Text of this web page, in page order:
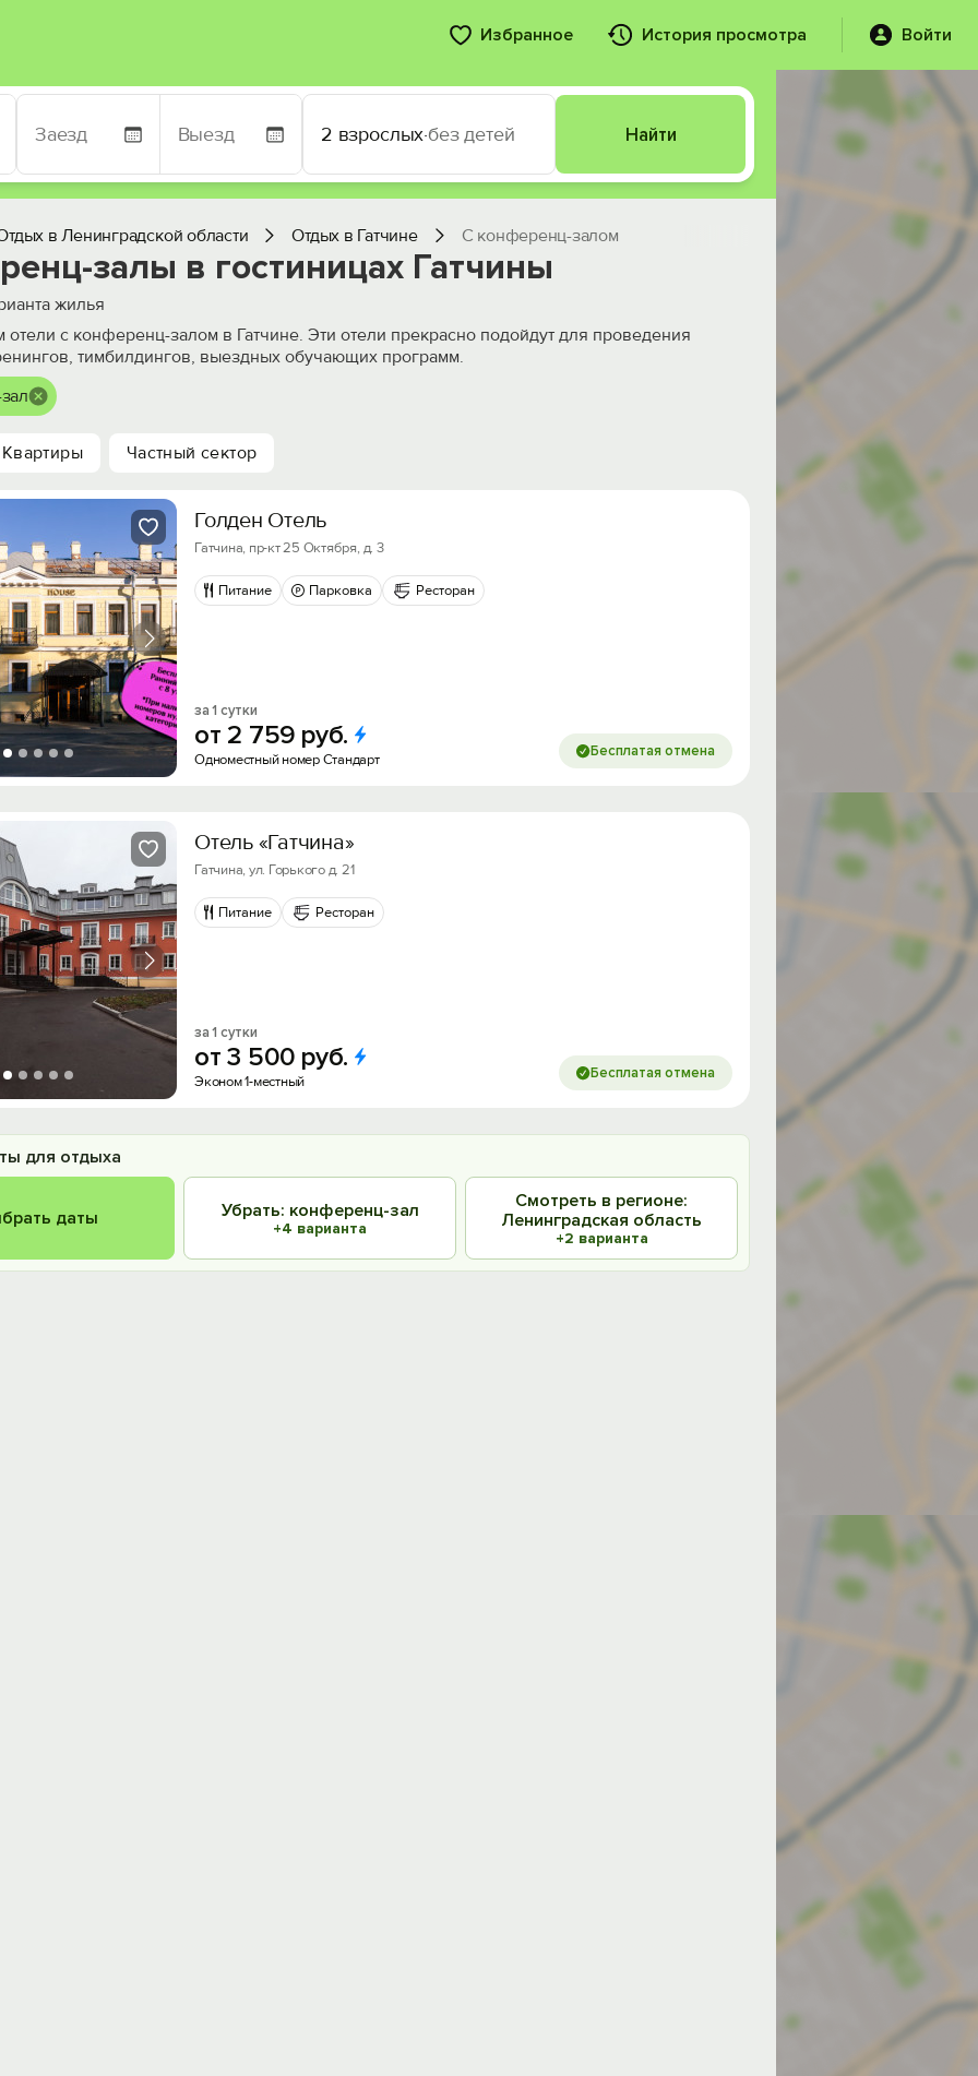
Избранное История просмотра Войти
2 взрослых·без детей Найти
в Ленинградской области Отдых в Гатчине С конференц-залом
залы в гостиницах Гатчины
жилья
отели с конференц-залом в Гатчине. Эти отели прекрасно подойдут для проведения
тимбилдингов, выездных обучающих программ.
Квартиры Частный сектор
Голден Отель
Гатчина, пр-кт 25 Октября, д. 3
Питание Парковка Ресторан
за 1 сутки
от 2 759 руб.
Одноместный номер Стандарт Бесплатая отмена
Отель «Гатчина»
Гатчина, ул. Горького д. 21
Питание Ресторан
за 1 сутки
от3 500 руб.
Эконом 1-местный Бесплатая отмена
для отдыха
даты Убрать: конференц-зал
+4 варианта
Смотреть в регионе:
Ленинградская область
+2 варианта